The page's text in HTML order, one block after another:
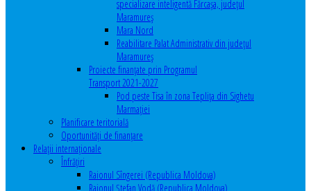
specializare inteligentă Fărcașa, județul
Maramureș
Mara Nord
Reabilitare Palat Administrativ din județul
Maramureș
Proiecte finanțate prin Programul
Transport 2021-2027
Pod peste Tisa în zona Teplița din Sighetu
Marmației
Planificare teritorială
Oportunităţi de finanţare
Relaţii internaţionale
Înfrăţiri
Raionul Sîngerei (Republica Moldova)
Raionul Ștefan Vodă (Republica Moldova)